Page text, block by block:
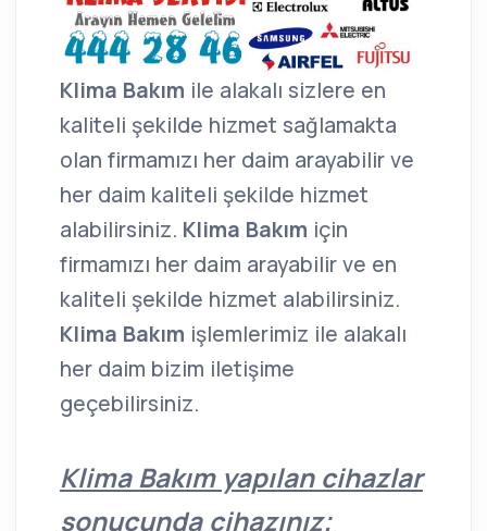
Klima Bakım ile alakalı sizlere en
kaliteli şekilde hizmet sağlamakta
olan firmamızı her daim arayabilir ve
her daim kaliteli şekilde hizmet
alabilirsiniz. Klima Bakım için
firmamızı her daim arayabilir ve en
kaliteli şekilde hizmet alabilirsiniz.
Klima Bakım işlemlerimiz ile alakalı
her daim bizim iletişime
geçebilirsiniz.
Klima Bakım yapılan cihazlar
sonucunda cihazınız;